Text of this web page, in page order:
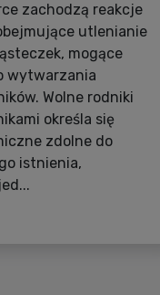
zachodzą reakcje
utlenianie
mogące
wytwarzania
Wolne rodniki
określa się
zdolne do
istnienia,